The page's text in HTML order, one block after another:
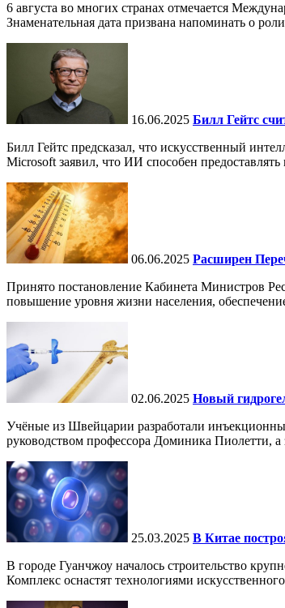
6 августа во многих странах отмечается
Знаменательная дата призвана напоминать о
16.06.2025 Билл Гейтс
Билл Гейтс предсказал, что искусственный
Microsoft заявил, что ИИ способен
06.06.2025 Расширен
Принято постановление Кабинета Министров
повышение уровня жизни населения,
02.06.2025 Новый
Учёные из Швейцарии разработали
руководством профессора Доминика Пиолетти,
25.03.2025 В Китае
В городе Гуанчжоу началось строительство
Комплекс оснастят технологиями